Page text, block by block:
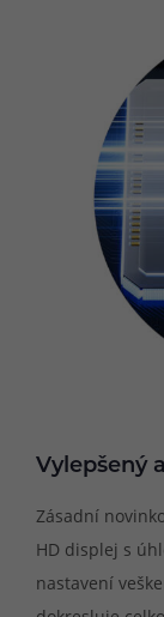
Vylepšený
Zásadní
HD displej s
nastavení